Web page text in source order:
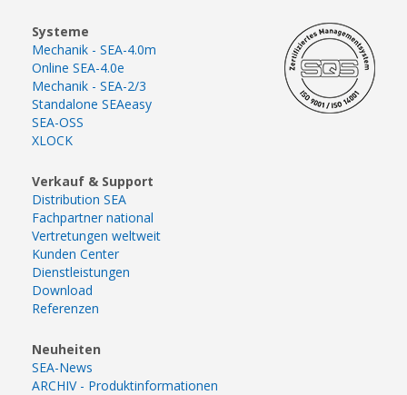
Systeme
Mechanik - SEA-4.0m
Online SEA-4.0e
Mechanik - SEA-2/3
Standalone SEAeasy
SEA-OSS
XLOCK
Verkauf & Support
Distribution SEA
Fachpartner national
Vertretungen weltweit
Kunden Center
Dienstleistungen
Download
Referenzen
Neuheiten
SEA-News
ARCHIV - Produktinformationen